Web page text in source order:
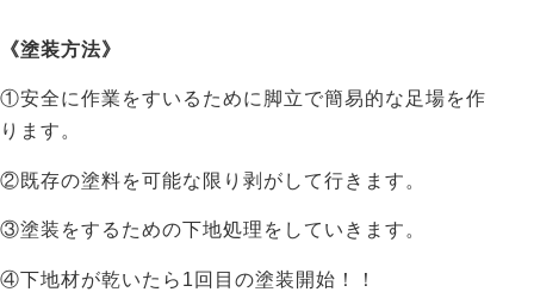
《塗装方法》
①安全に作業をすいるために脚立で簡易的な足場を作
ります。
②既存の塗料を可能な限り剥がして行きます。
③塗装をするための下地処理をしていきます。
④下地材が乾いたら1回目の塗装開始！！